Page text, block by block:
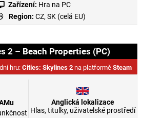
Zařízení: Hra na PC
Region: CZ, SK (celá EU)
2 – Beach Properties (PC)
hru: Cities: Skylines 2na platformě Steam
Anglická lokalizace
Hlas, titulky, uživatelské prostředí